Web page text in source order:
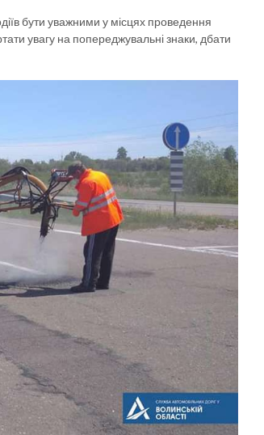
бути уважними у місцях проведення
увагу на попереджувальні знаки, дбати